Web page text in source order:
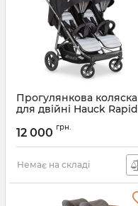
Прогулянкова коляска
для двійні Hauck Rapid
Артикул: 512012
12 000 грн.
Немає на складі